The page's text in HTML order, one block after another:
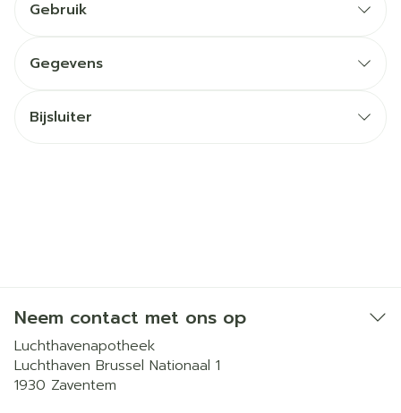
Gebruik
Gegevens
Bijsluiter
Neem contact met ons op
Luchthavenapotheek
Luchthaven Brussel Nationaal 1
1930 Zaventem